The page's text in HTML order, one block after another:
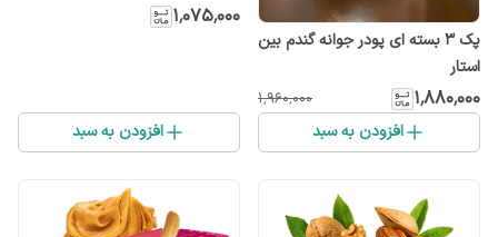
پک 3 بسته ای پودر جوانه گندم بین
استار
۱٬۸۸۰٬۰۰۰ ۱٬۹۶۰٬۰۰۰
افزودن به سبد
۱٬۰۷۵٬۰۰۰
افزودن به سبد